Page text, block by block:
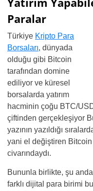
Paralar
Türkiye Kripto Para
Borsaları, dünyada
olduğu gibi Bitcoin
tarafından domine
ediliyor ve küresel
borsalarda yatırım
hacminin çoğu BTC/
çiftinden gerçekleşiyor
yazının yazıldığı
yani el değiştiren
civarındaydı.
Bununla birlikte, şu
farklı dijital para birimi